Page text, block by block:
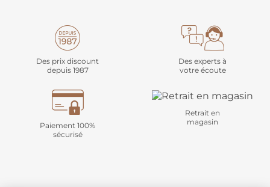
Des prix discount
depuis 1987
Des experts à
votre écoute
Paiement 100%
sécurisé
Retrait en
magasin